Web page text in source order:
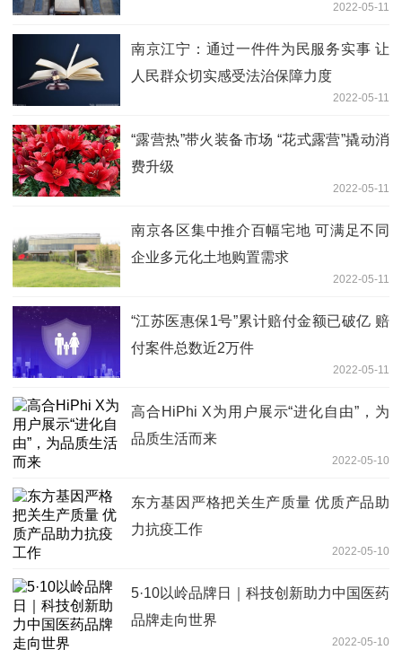
2022-05-11
南京江宁：通过一件件为民服务实事 让
人民群众切实感受法治保障力度
2022-05-11
“露营热”带火装备市场 “花式露营”撬动消
费升级
2022-05-11
南京各区集中推介百幅宅地 可满足不同
企业多元化土地购置需求
2022-05-11
“江苏医惠保1号”累计赔付金额已破亿 赔
付案件总数近2万件
2022-05-11
高合HiPhi X为用户展示“进化自由”，为
品质生活而来
2022-05-10
东方基因严格把关生产质量 优质产品助
力抗疫工作
2022-05-10
5·10以岭品牌日｜科技创新助力中国医药
品牌走向世界
2022-05-10